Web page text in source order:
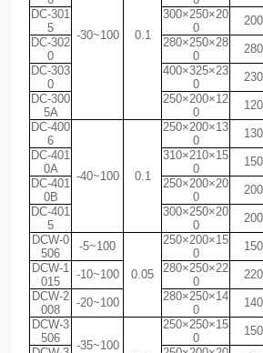
-30~100 0.1
DC-301
5
300×250×20
0
200
DC-302
0
280×250×28
0
280
DC-303
0
400×325×23
0
230
DC-300
5A
250×200×12
0
120
DC-400
6
-40~100 0.1
250×200×13
0
130
DC-401
0A
310×210×15
0
150
DC-401
0B
250×200×20
0
200
DC-401
5
300×250×20
0
200
DCW-0
506
-5~100
0.05
250×200×15
0
150
DCW-1
015
-10~100
280×250×22
0
220
DCW-2
008
-20~100
280×250×14
0
140
DCW-3
506
-35~100
250×250×15
0
150